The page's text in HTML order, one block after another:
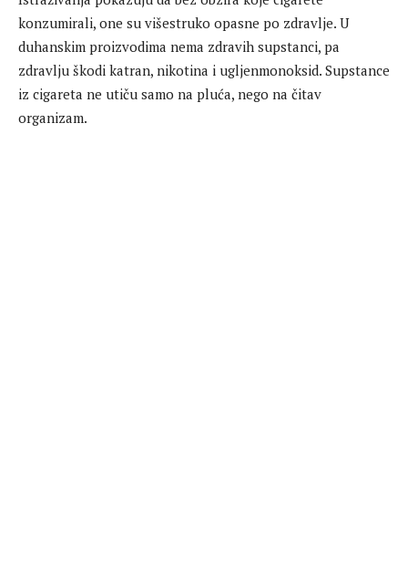
konzumirali, one su višestruko opasne po zdravlje. U
duhanskim proizvodima nema zdravih supstanci, pa
zdravlju škodi katran, nikotina i ugljenmonoksid. Supstance
iz cigareta ne utiču samo na pluća, nego na čitav
organizam.